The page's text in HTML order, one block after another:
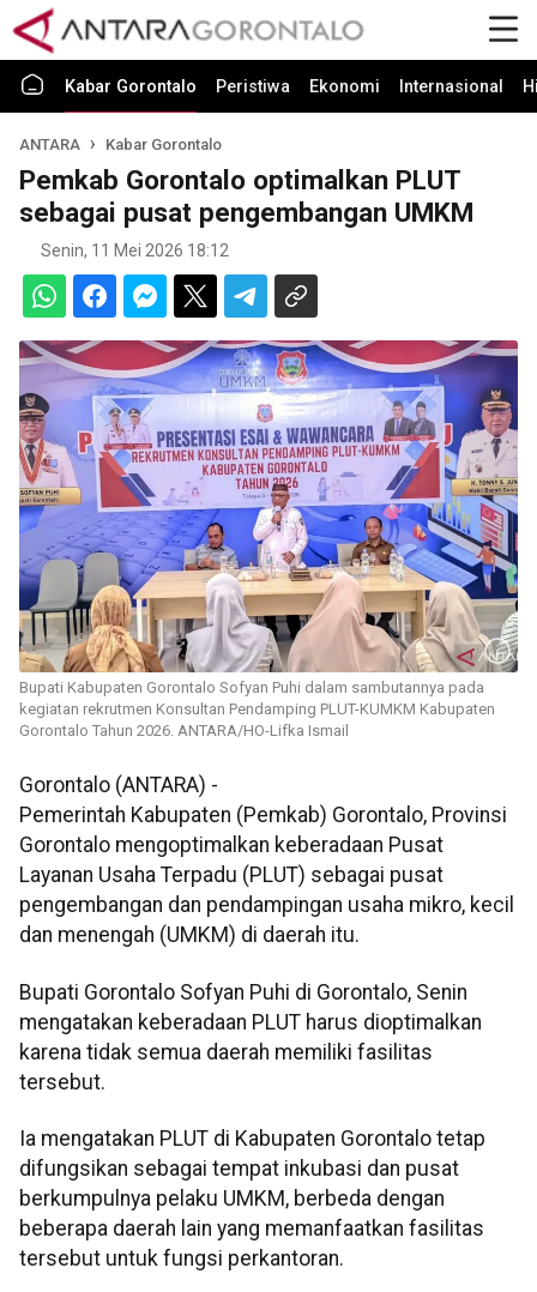
Kabar Gorontalo Peristiwa Ekonomi Internasional
ANTARA Kabar Gorontalo
Pemkab Gorontalo optimalkan PLUT
sebagai pusat pengembangan UMKM
Senin, 11 Mei 2026 18:12
Bupati Kabupaten Gorontalo Sofyan Puhi dalam sambutannya pada
kegiatan rekrutmen Konsultan Pendamping PLUT-KUMKM Kabupaten
Gorontalo Tahun 2026. ANTARA/HO-Lifka Ismail
Gorontalo (ANTARA) -
Pemerintah Kabupaten (Pemkab) Gorontalo, Provinsi
Gorontalo mengoptimalkan keberadaan Pusat
Layanan Usaha Terpadu (PLUT) sebagai pusat
pengembangan dan pendampingan usaha mikro, kecil
dan menengah (UMKM) di daerah itu.
Bupati Gorontalo Sofyan Puhi di Gorontalo, Senin
mengatakan keberadaan PLUT harus dioptimalkan
karena tidak semua daerah memiliki fasilitas
tersebut.
Ia mengatakan PLUT di Kabupaten Gorontalo tetap
difungsikan sebagai tempat inkubasi dan pusat
berkumpulnya pelaku UMKM, berbeda dengan
beberapa daerah lain yang memanfaatkan fasilitas
tersebut untuk fungsi perkantoran.